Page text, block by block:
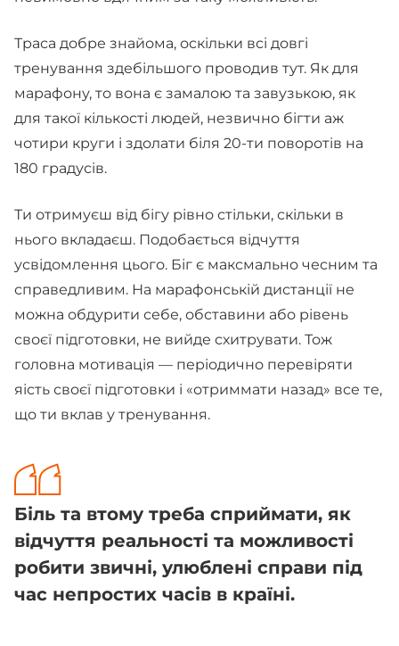
Траса добре знайома, оскільки всі довгі
тренування здебільшого проводив тут. Як для
марафону, то вона є замалою та завузькою, як
для такої кількості людей, незвично бігти аж
чотири круги і здолати біля 20-ти поворотів на
180 градусів.
Ти отримуєш від бігу рівно стільки, скільки в
нього вкладаєш. Подобається відчуття
усвідомлення цього. Біг є максмально чесним та
справедливим. На марафонській дистанції не
можна обдурити себе, обставини або рівень
своєї підготовки, не вийде схитрувати. Тож
головна мотивація — періодично перевіряти
яість своєї підготовки і «отриммати назад» все те,
що ти вклав у тренування.
Біль та втому треба сприймати, як
відчуття реальності та можливості
робити звичні, улюблені справи під
час непростих часів в країні.